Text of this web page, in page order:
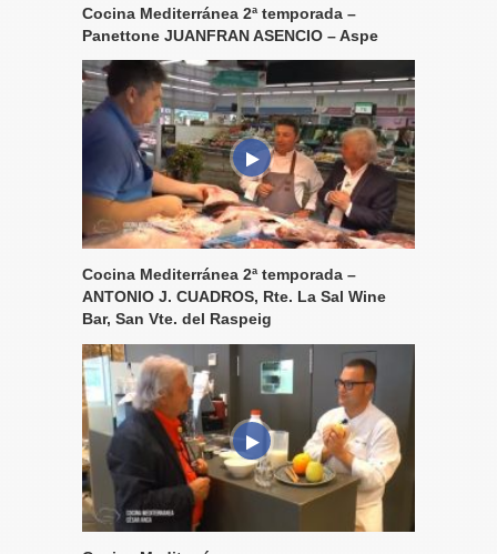
Cocina Mediterránea 2ª temporada –
Panettone JUANFRAN ASENCIO – Aspe
Cocina Mediterránea 2ª temporada –
ANTONIO J. CUADROS, Rte. La Sal Wine
Bar, San Vte. del Raspeig